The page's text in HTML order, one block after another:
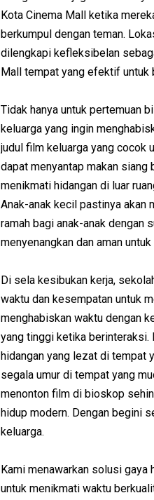
Kota Cinema Mall ketika
berkumpul dengan teman.
dilengkapi kefleksibelan
Mall tempat yang efektif untuk
Tidak hanya untuk pertemuan
keluarga yang ingin
judul film keluarga yang cocok
dapat menyantap makan siang
menikmati hidangan di luar
Anak-anak kecil pastinya akan
ramah bagi anak-anak dengan
menyenangkan dan aman
Di sela kesibukan kerja,
waktu dan kesempatan untuk
menghabiskan waktu dengan
yang tinggi ketika berinteraksi.
hidangan yang lezat di tempat
segala umur di tempat yang
menonton film di bioskop
hidup modern. Dengan begini
keluarga.
Kami menawarkan solusi gaya
untuk menikmati waktu